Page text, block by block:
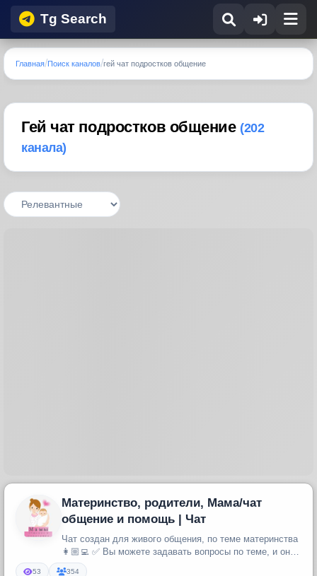
Tg Search
Главная Поиск каналов гей чат подростков общение
Гей чат подростков общение (202
канала)
Материнство, родители, Мама/чат
общение и помощь | Чат
Чат создан для живого общения, по теме материнства
👩🏼‍💻 ✅ Вы можете задавать вопросы по теме, и они
гарантированно не о...
53 354